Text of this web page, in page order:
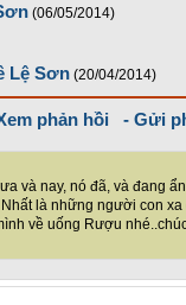
(06/05/2014)
Lệ Sơn (20/04/2014)
phản hồi - Gửi
và nay, nó đã, và đang
là những người con xa
về uống Rượu